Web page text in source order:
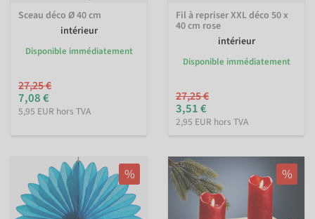
Sceau déco Ø 40 cm
intérieur
Disponible immédiatement
27,25 €
7,08 €
5,95 EUR hors TVA
Fil à repriser XXL déco 50 x
40 cm rose
intérieur
Disponible immédiatement
27,25 €
3,51 €
2,95 EUR hors TVA
% %